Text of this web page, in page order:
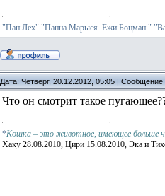
"Пан Лех" "Панна Марыся. Ежи Боцман."
Дата: Четверг, 20.12.2012, 05:05 | Сообщение
Что он смотрит такое
*Кошка – это животное, имеющее больше
Хаку 28.08.2010, Цири 15.08.2010, Эка и